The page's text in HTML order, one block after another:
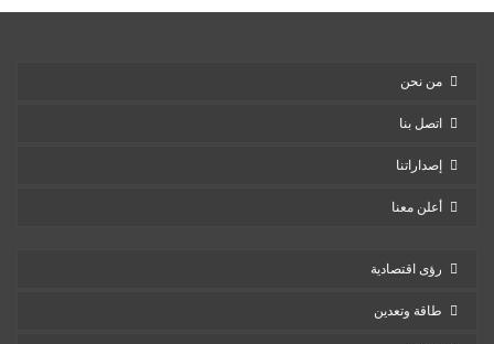
من نحن
اتصل بنا
إصداراتنا
أعلن معنا
رؤى اقتصادية
طاقة وتعدين